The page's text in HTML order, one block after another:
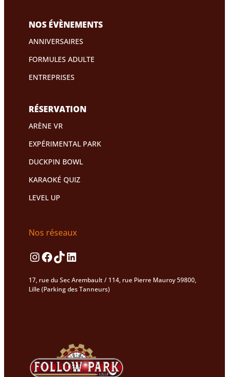
NOS ÉVÈNEMENTS
ANNIVERSAIRES
FORMULES ADULTE
ENTREPRISES
RÉSERVATION
ARÈNE VR
EXPÉRIMENTAL PARK
DUCKPIN BOWL
KARAOKÉ QUIZ
LEVEL UP
Nos réseaux
InstagramFacebook TikTok LinkedIn
17, rue du Sec Arembault / 114, rue Pierre Mauroy 59800,
Lille (Parking des Tanneurs)